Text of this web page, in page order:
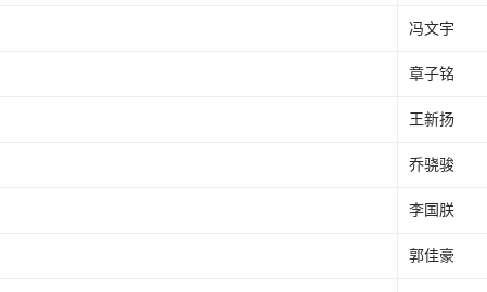
冯文宇
章子铭
王新扬
乔骁骏
李国朕
郭佳豪